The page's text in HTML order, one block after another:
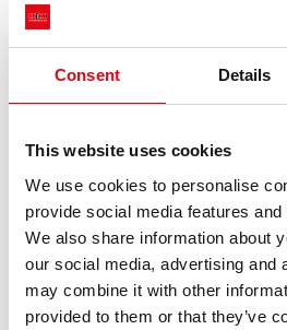
Consent Details
This website uses cookies
We use cookies to personalise
provide social media features
We also share information about
our social media, advertising and
may combine it with other
provided to them or that they’ve
collarino, filettate e cieche)
1092-1 e disponibili dal DN
accessori per l’installazione
teflon, sigillante e canapa.
Leggi tutto